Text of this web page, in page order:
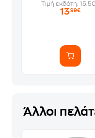
Τιμή εκδότη:
13,99€
Άλλοι